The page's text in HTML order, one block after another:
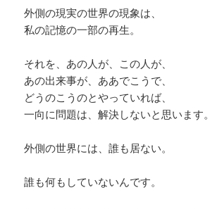
外側の現実の世界の現象は、
私の記憶の一部の再生。
それを、あの人が、この人が、
あの出来事が、ああでこうで、
どうのこうのとやっていれば、
一向に問題は、解決しないと思います。
外側の世界には、誰も居ない。
誰も何もしていないんです。